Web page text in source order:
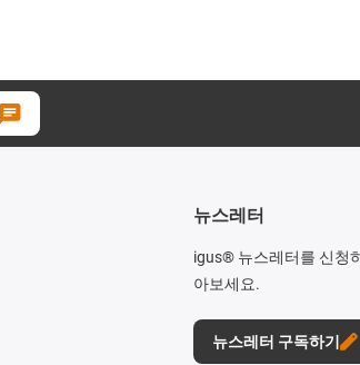
뉴스레터
igus® 뉴스레터를 신청
아보세요.
뉴스레터 구독하기